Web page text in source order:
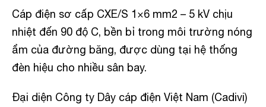
Cáp điện sơ cấp CXE/S 1×6 mm2 – 5 kV chịu
nhiệt đến 90 độ C, bền bỉ trong môi trường nóng
ẩm của đường băng, được dùng tại hệ thống
đèn hiệu cho nhiều sân bay.
Đại diện Công ty Dây cáp điện Việt Nam (Cadivi)